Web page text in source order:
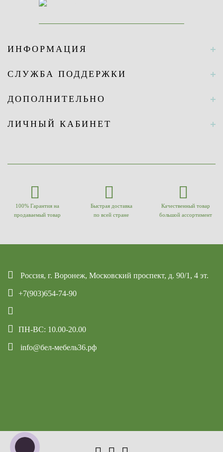
ИНФОРМАЦИЯ
СЛУЖБА ПОДДЕРЖКИ
ДОПОЛНИТЕЛЬНО
ЛИЧНЫЙ КАБИНЕТ
100% Гарантия на
продаваемый товар
Быстрая доставка
по всей стране
Качественный товар
большой ассортимент
Россия, г. Воронеж, Московский проспект, д. 90/1, 4 эт.
+7(903)654-74-90
ПН-ВС: 10.00-20.00
info@бел-мебель36.рф